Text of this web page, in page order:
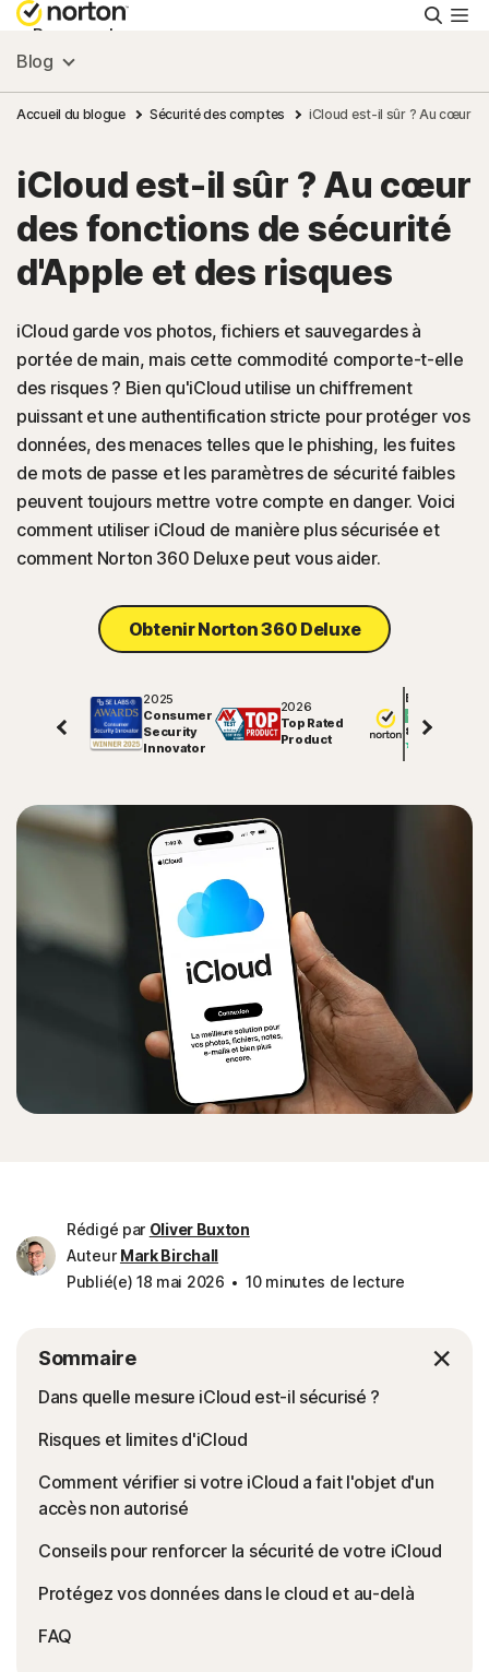
Personnel
Small Business
Ressources
Support
France
Connexion
Blog
Accueil du blogue Sécurité des comptes iCloud est-il sûr ? Au cœur
iCloud est-il sûr ? Au cœur
des fonctions de sécurité
d'Apple et des risques
iCloud garde vos photos, fichiers et sauvegardes à
portée de main, mais cette commodité comporte-t-elle
des risques ? Bien qu'iCloud utilise un chiffrement
puissant et une authentification stricte pour protéger vos
données, des menaces telles que le phishing, les fuites
de mots de passe et les paramètres de sécurité faibles
peuvent toujours mettre votre compte en danger. Voici
comment utiliser iCloud de manière plus sécurisée et
comment Norton 360 Deluxe peut vous aider.
Obtenir Norton 360 Deluxe
2025
Consumer
Security
Innovator
2026
Top Rated
Product
Excellent
81589
Rédigé par Oliver Buxton
Auteur Mark Birchall
Publié(e) 18 mai 2026
10 minutes de lecture
Sommaire
Dans quelle mesure iCloud est-il sécurisé ?
Risques et limites d'iCloud
Comment vérifier si votre iCloud a fait l'objet d'un
accès non autorisé
Conseils pour renforcer la sécurité de votre iCloud
Protégez vos données dans le cloud et au-delà
FAQ